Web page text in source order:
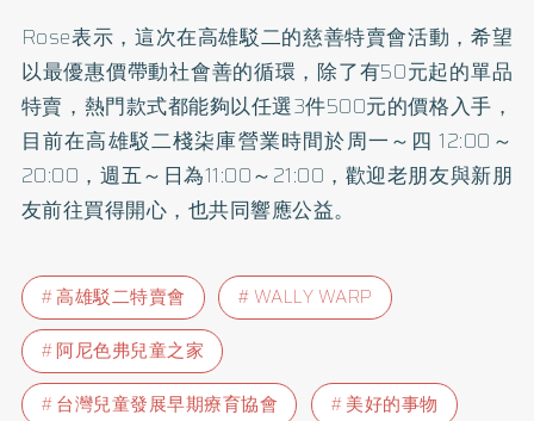
Rose表示，這次在高雄駁二的慈善特賣會活動，希望
以最優惠價帶動社會善的循環，除了有50元起的單品
特賣，熱門款式都能夠以任選3件500元的價格入手，
目前在高雄駁二棧柒庫營業時間於周一～四 12:00～
20:00，週五～日為11:00～21:00，歡迎老朋友與新朋
友前往買得開心，也共同響應公益。
高雄駁二特賣會
WALLY WARP
阿尼色弗兒童之家
台灣兒童發展早期療育協會
美好的事物